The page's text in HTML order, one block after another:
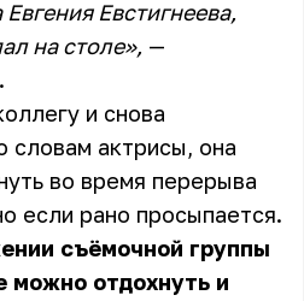
Евстигнеева,
на столе», —
и снова
словам актрисы, она
во время перерыва
если рано просыпается.
съёмочной группы
можно отдохнуть и